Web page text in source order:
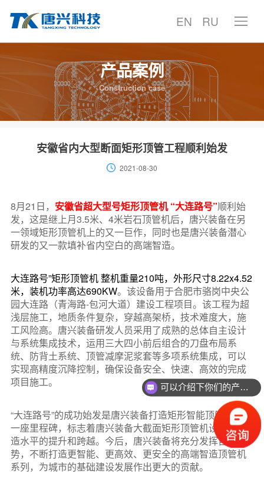
EN RU
产品中心
服务支持
聚焦唐兴
关于唐兴
联系我们
产品案例
Construction case
安徽省内大型断面矩形顶管工程顺利始发
2021-08-30
8月21日， 安徽省超大型号矩形顶管机 “大连路号”顺利始
发，这是继上月3.5米、4米岩石顶管机后，唐兴装备在另
一领域矩形顶管机上的又一巨作，同时也是唐兴装备潜心
研发的又一款填补省内空白的高端智造。
大连路号”矩形顶管机 整机重量210吨，外形尺寸8.22x4.52
米，装机功率高达690KW。该设备用于合肥市骆岗中央公
园大连路（青海路-包河大道）建设工程项目。该工程为超
浅层施工，地质条件复杂，穿越高架桥，技术难度大，施
工风险高。唐兴装备研发人员采用了成熟的总体自主设计
与系统集成技术，运用三大四小前后组合的刀盘布局系
统、防背土系统、顶管减摩泥浆套等多项系统集成，可以
实现高精度沉降控制，确保设备安全、快速、高效的完成
项目施工。
“大连路号”的成功始发是唐兴装备打造矩形智能顶管机的又
一座里程碑，标志着唐兴装备大截面矩形顶管机设计和制
造水平的提升和跨越。今后，唐兴装备将充分发挥自身优
势，不断打造更智能、更高效、更安全的高端智造顶管机
系列，为城市的基础建设发展作出更大的贡献。
可以介绍下你们的产品么？